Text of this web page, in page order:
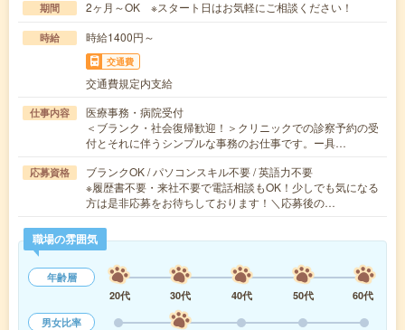
期間 2ヶ月～OK ※スタート日はお気軽にご相談ください！
時給 時給1400円～
交通費
交通費規定内支給
仕事内容
医療事務・病院受付
＜ブランク・社会復帰歓迎！＞クリニックでの診察予約の受
付とそれに伴うシンプルな事務のお仕事です。ー具…
応募資格
ブランクOK / パソコンスキル不要 / 英語力不要
※履歴書不要・来社不要で電話相談もOK！少しでも気になる
方は是非応募をお待ちしております！＼応募後の…
職場の雰囲気
年齢層
20代
30代 40代 50代
60代
男女比率